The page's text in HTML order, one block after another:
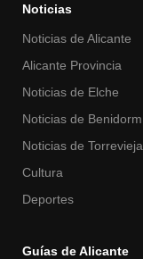
Noticias
Noticias de Alicante
Alicante Provincia
Noticias de Elche
Noticias de Benidorm
Noticias de Torrevieja
Cultura
Deportes
Guías de Alicante